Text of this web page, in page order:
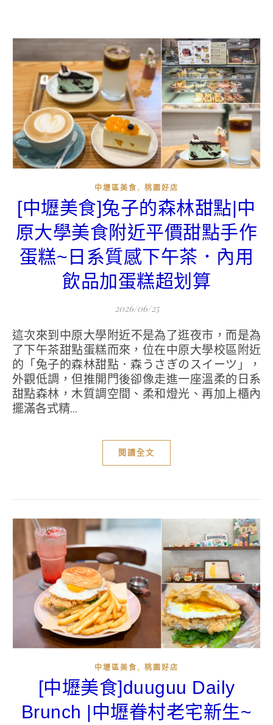
中壢區美食 , 桃園好店
[中壢美食]兔子的森林甜點|中
原大學美食附近平價甜點手作
蛋糕~日系質感下午茶．內用
飲品加蛋糕超划算
2026/06/25
這次來到中原大學附近不是為了逛夜市，而是為
了下午茶甜點蛋糕而來，位在中原大學校區附近
的「兔子的森林甜點．森うさぎのスイーツ」，
外觀低調，但推開門後卻像走進一座溫柔的日系
甜點森林，木質調空間、柔和燈光、再加上櫃內
擺滿各式精...
閱讀全文
中壢區美食 , 桃園好店
[中壢美食]duuguu Daily
Brunch |中壢眷村老宅新生~